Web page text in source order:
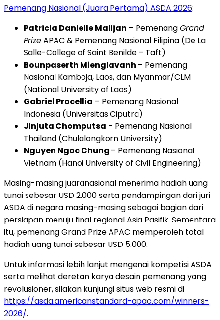
Pemenang Nasional (Juara Pertama) ASDA 2026:
Patricia Danielle Malijan – PemenangGrand
PrizeAPAC & Pemenang Nasional Filipina (De La
Salle-College of Saint Benilde – Taft)
Bounpaserth Mienglavanh – Pemenang
Nasional Kamboja, Laos, dan Myanmar/CLM
(National University of Laos)
Gabriel Procellia – Pemenang Nasional
Indonesia (Universitas Ciputra)
Jinjuta Chomputsa – Pemenang Nasional
Thailand (Chulalongkorn University)
Nguyen Ngoc Chung – Pemenang Nasional
Vietnam (Hanoi University of Civil Engineering)
Masing-masing juaranasional menerima hadiah uang
tunai sebesar USD 2.000 serta pendampingan dari juri
ASDA di negara masing-masing sebagai bagian dari
persiapan menuju final regional Asia Pasifik. Sementara
itu, pemenang Grand Prize APAC memperoleh total
hadiah uang tunai sebesar USD 5.000.
Untuk informasi lebih lanjut mengenai kompetisi ASDA
serta melihat deretan karya desain pemenang yang
revolusioner, silakan kunjungi situs web resmi di
https://asda.americanstandard-apac.com/winners-
2026/.